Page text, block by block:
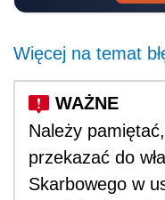
Więcej na temat
Należy
przekazać do
Skarbowego w